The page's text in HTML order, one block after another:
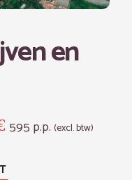
en
595 p.p.(excl. btw)